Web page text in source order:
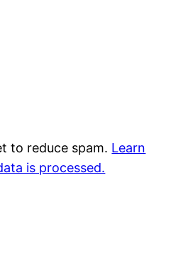
to reduce spam. Learn
is processed.